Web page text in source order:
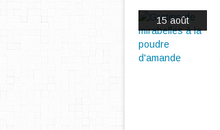
15 août